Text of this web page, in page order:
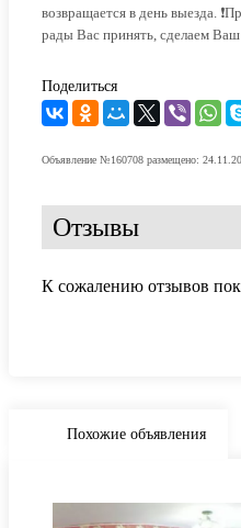
возвращается в день выезда.
рады Вас принять, сделаем
Поделиться
Объявление №160708 размещено:
Отзывы
К сожалению отзывов
Похожие объявления